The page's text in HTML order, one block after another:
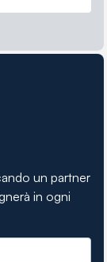
un partner
in ogni